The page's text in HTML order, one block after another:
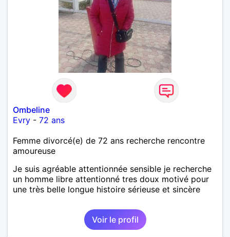
Ombeline
Evry - 72 ans
Femme divorcé(e) de 72 ans recherche rencontre
amoureuse
Je suis agréable attentionnée sensible je recherche
un homme libre attentionné tres doux motivé pour
une très belle longue histoire sérieuse et sincère
Voir le profil